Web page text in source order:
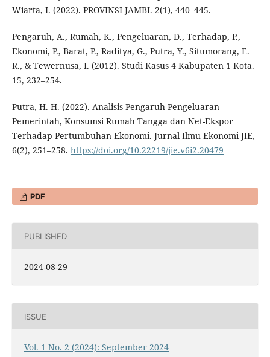
Wiarta, I. (2022). PROVINSI JAMBI. 2(1), 440–445.
Pengaruh, A., Rumah, K., Pengeluaran, D., Terhadap, P.,
Ekonomi, P., Barat, P., Raditya, G., Putra, Y., Situmorang, E.
R., & Tewernusa, I. (2012). Studi Kasus 4 Kabupaten 1 Kota.
15, 232–254.
Putra, H. H. (2022). Analisis Pengaruh Pengeluaran
Pemerintah, Konsumsi Rumah Tangga dan Net-Ekspor
Terhadap Pertumbuhan Ekonomi. Jurnal Ilmu Ekonomi JIE,
6(2), 251–258. https://doi.org/10.22219/jie.v6i2.20479
PDF
PUBLISHED
2024-08-29
ISSUE
Vol. 1 No. 2 (2024): September 2024